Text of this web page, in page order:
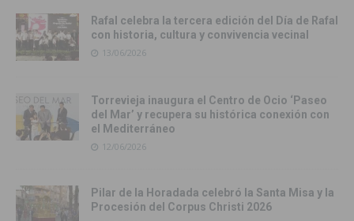
Rafal celebra la tercera edición del Día de Rafal
con historia, cultura y convivencia vecinal
13/06/2026
Torrevieja inaugura el Centro de Ocio ‘Paseo
del Mar’ y recupera su histórica conexión con
el Mediterráneo
12/06/2026
Pilar de la Horadada celebró la Santa Misa y la
Procesión del Corpus Christi 2026